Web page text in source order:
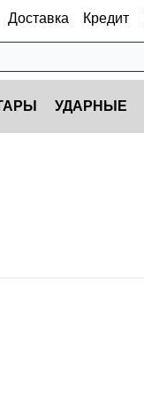
Доставка Кредит
УДАРНЫЕ